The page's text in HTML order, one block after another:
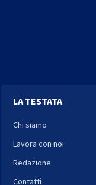
LA TESTATA
Chi siamo
Lavora con noi
Redazione
Contatti